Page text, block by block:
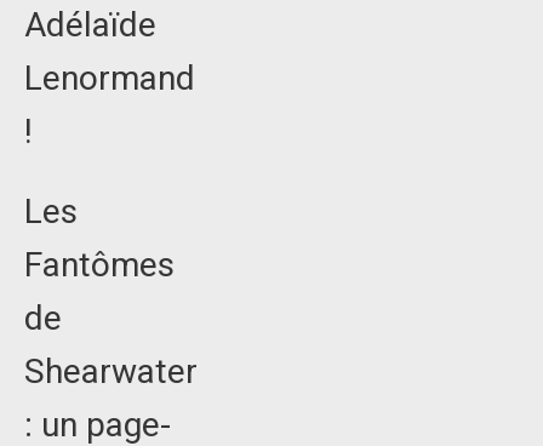
Adélaïde
Lenormand
!
Les
Fantômes
de
Shearwater
: un page-